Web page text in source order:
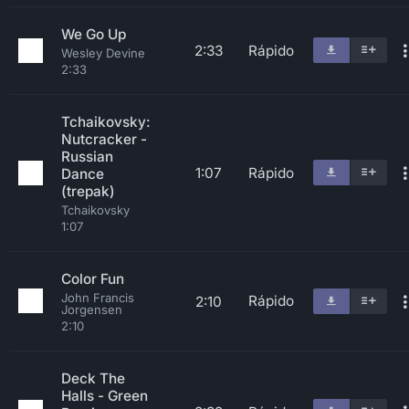
We Go Up
Wesley Devine
2:33
2:33 Rápido
Tchaikovsky:
Nutcracker -
Russian
Dance
(trepak)
Tchaikovsky
1:07
1:07 Rápido
Color Fun
John Francis
Jorgensen
2:10
2:10 Rápido
Deck The
Halls - Green